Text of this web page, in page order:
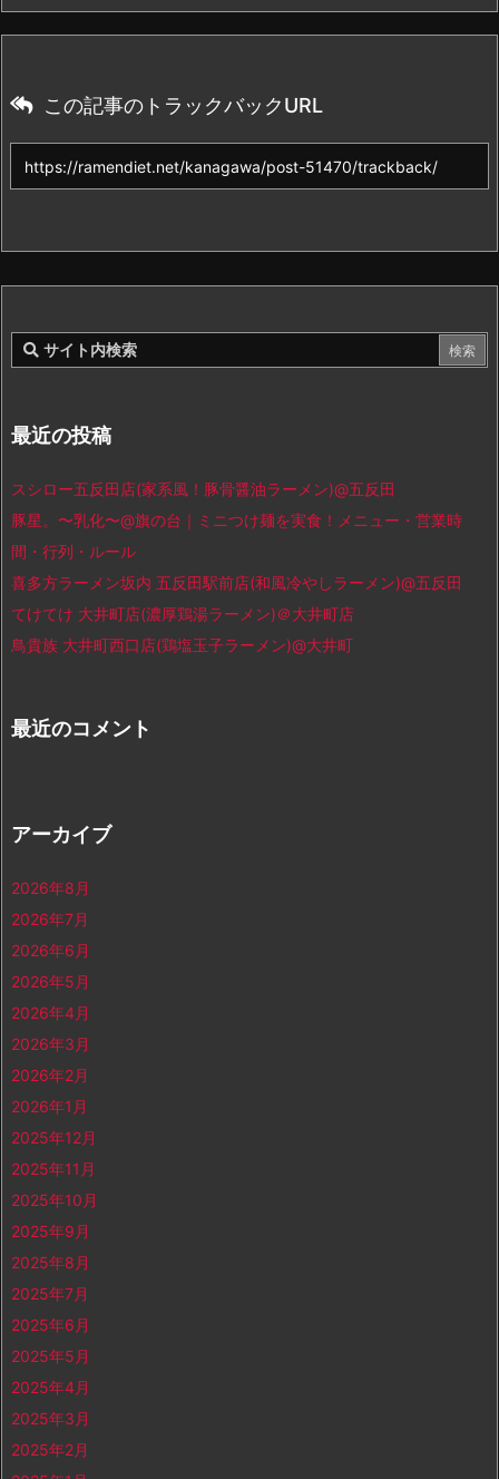
この記事のトラックバックURL
最近の投稿
スシロー五反田店(家系風！豚骨醤油ラーメン)@五反田
豚星。〜乳化〜@旗の台｜ミニつけ麺を実食！メニュー・営業時
間・行列・ルール
喜多方ラーメン坂内 五反田駅前店(和風冷やしラーメン)@五反田
てけてけ 大井町店(濃厚鶏湯ラーメン)＠大井町店
鳥貴族 大井町西口店(鶏塩玉子ラーメン)@大井町
最近のコメント
アーカイブ
2026年8月
2026年7月
2026年6月
2026年5月
2026年4月
2026年3月
2026年2月
2026年1月
2025年12月
2025年11月
2025年10月
2025年9月
2025年8月
2025年7月
2025年6月
2025年5月
2025年4月
2025年3月
2025年2月